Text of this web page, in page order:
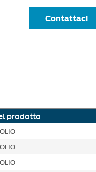
Contattaci
prodotto